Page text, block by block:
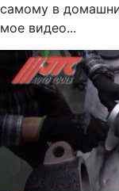
самому в
мое видео...